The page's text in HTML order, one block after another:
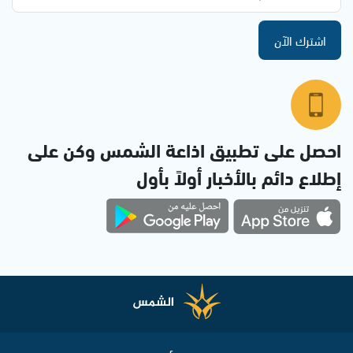
اشترك الآن
احصل على تطبيق اذاعة الشمس وكن على
إطلاع دائم بالأخبار أولاً بأول